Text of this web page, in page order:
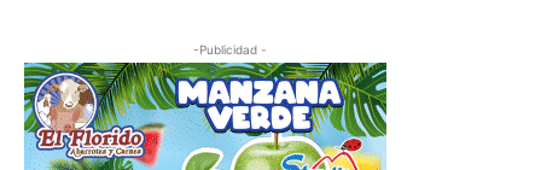
-Publicidad -